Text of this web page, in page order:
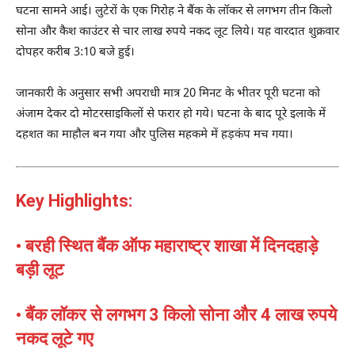
घटना सामने आई। लुटेरों के एक गिरोह ने बैंक के लॉकर से लगभग तीन किलो
सोना और कैश काउंटर से चार लाख रुपये नकद लूट लिये। यह वारदात शुक्रवार
दोपहर करीब 3:10 बजे हुई।
जानकारी के अनुसार सभी अपराधी मात्र 20 मिनट के भीतर पूरी घटना को
अंजाम देकर दो मोटरसाइकिलों से फरार हो गये। घटना के बाद पूरे इलाके में
दहशत का माहौल बन गया और पुलिस महकमे में हड़कंप मच गया।
Key Highlights:
• बरही स्थित बैंक ऑफ महाराष्ट्र शाखा में दिनदहाड़े
बड़ी लूट
• बैंक लॉकर से लगभग 3 किलो सोना और 4 लाख रुपये
नकद लूटे गए